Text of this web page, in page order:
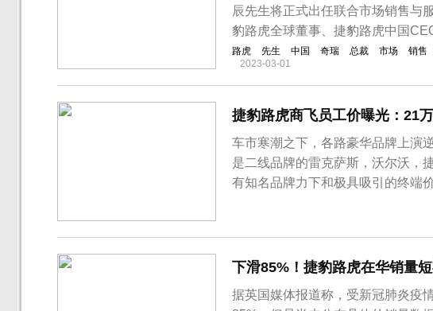
辰先生将正式出任联合市场销售与
豹路虎全球董事、捷豹路虎中国
路虎 先生 中国 奇瑞 总裁 市场 销售
2023-03-01
捷豹路虎商飞员工价曝光：21
车市寒潮之下，各路豪华品牌上演
是二线品牌的雷克萨斯，沃尔沃，
有知名品牌力下和极具吸引的终端
折扣后的员工内购折扣均在30%左
型，进口车型的折扣相对较低，像
下滑85%！捷豹路虎在华销量
据英国媒体报道称，受新冠肺炎疫